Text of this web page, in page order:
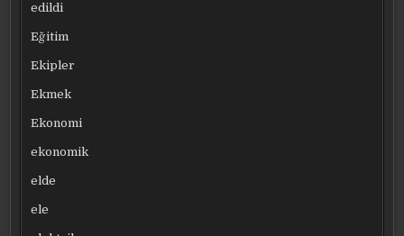
edildi
Eğitim
Ekipler
Ekmek
Ekonomi
ekonomik
elde
ele